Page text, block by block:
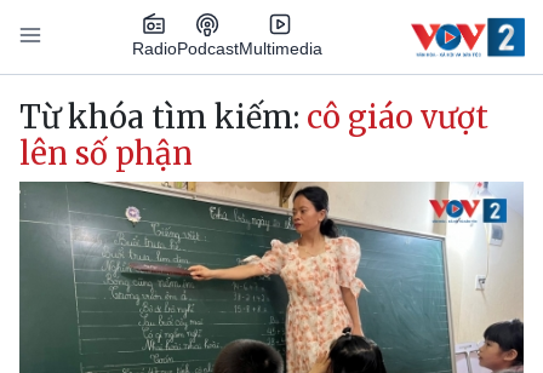
Nhảy đến nội dung
RadioPodcastMultimedia
Main navigation
Từ khóa tìm kiếm: cô giáo vượt
lên số phận